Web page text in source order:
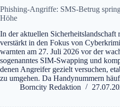
Phishing-Angriffe: SMS-Betrug
Höhe
In der aktuellen
verstärkt in den Fokus von
warnten am 27. Juli 2026 vor der
sogenanntes SIM-Swapping und
denen Angreifer gezielt versuchen,
zu umgehen. Da Handynummern
Borncity Redaktion